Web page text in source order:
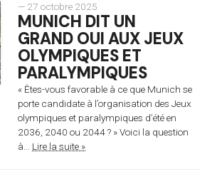
— 27 octobre 2025
MUNICH DIT UN
GRAND OUI AUX JEUX
OLYMPIQUES ET
PARALYMPIQUES
« Êtes-vous favorable à ce que Munich se
porte candidate à l’organisation des Jeux
olympiques et paralympiques d’été en
2036, 2040 ou 2044 ? » Voici la question
à... Lire la suite »